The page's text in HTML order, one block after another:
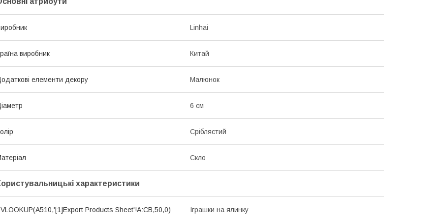
Linhai
виробник Китай
елементи декору Малюнок
6 см
Сріблястий
Скло
характеристики
Products Sheet'!A:CB,50,0) Іграшки на ялинку